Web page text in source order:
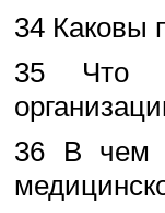
34 Каковы
35 Что
36 В чем